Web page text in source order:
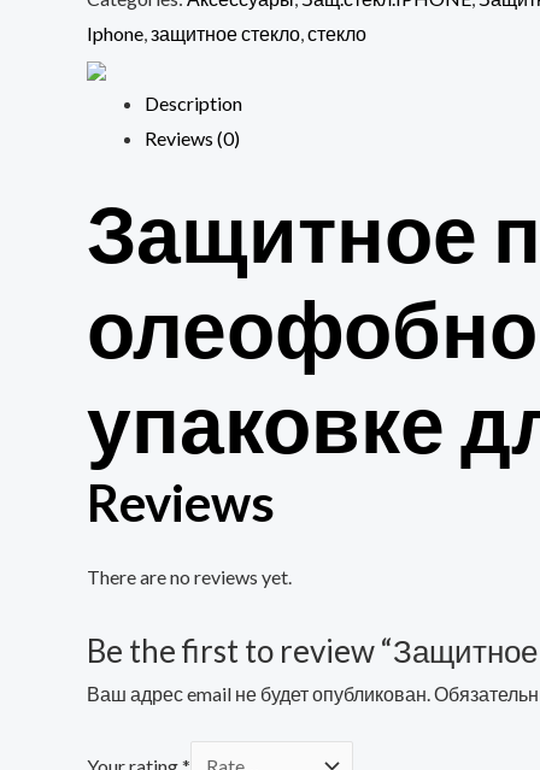
тех.
упаковке
iphone
quantity
Iphone,защитное стекло,стекло
Description
Reviews (0)
Защитное
упаковке
Reviews
There are no reviews yet.
Be the first to review “Защитное
Ваш адрес email не будет опубликован.